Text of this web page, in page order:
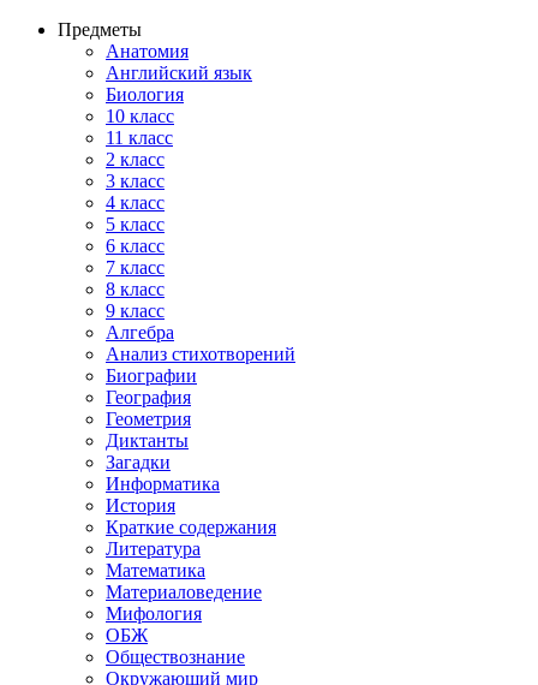
Предметы
Анатомия
Английский язык
Биология
10 класс
11 класс
2 класс
3 класс
4 класс
5 класс
6 класс
7 класс
8 класс
9 класс
Алгебра
Анализ стихотворений
Биографии
География
Геометрия
Диктанты
Загадки
Информатика
История
Краткие содержания
Литература
Математика
Материаловедение
Мифология
ОБЖ
Обществознание
Окружающий мир